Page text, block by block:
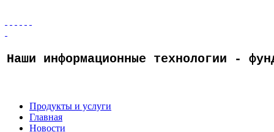
Наши информационные технологии -
Продукты и услуги
Главная
Новости